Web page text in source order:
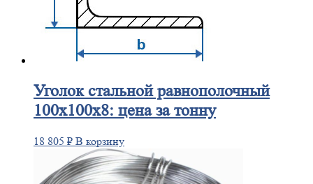
Уголокстальной равнополочный
100х100х8: цена за тонну
18 805 ₽ В корзину